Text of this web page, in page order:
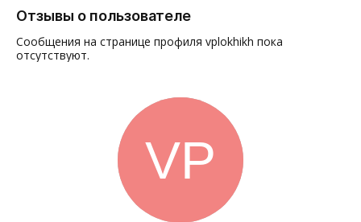
Отзывы о пользователе
Сообщения на странице профиля vplokhikh пока
отсутствуют.